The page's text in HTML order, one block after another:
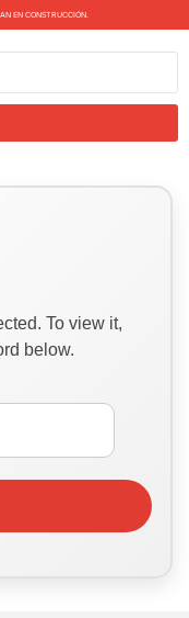
EN CONSTRUCCIÓN.
To view it,
below.